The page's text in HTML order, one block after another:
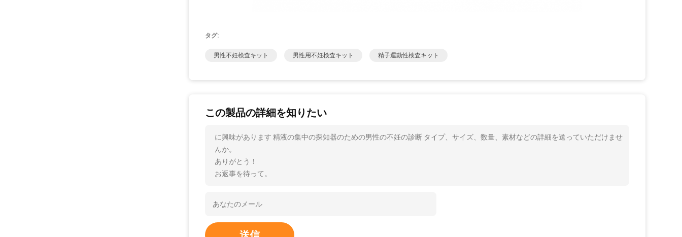
タグ:
男性不妊検査キット 男性用不妊検査キット 精子運動性検査キット
この製品の詳細を知りたい
に興味があります 精液の集中の探知器のための男性の不妊の診断 タイプ、サイズ、数量、素材などの詳細を送っていただけませ
んか。
ありがとう！
お返事を待って。